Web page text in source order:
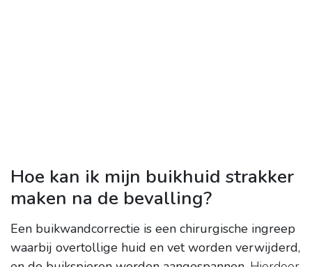
Hoe kan ik mijn buikhuid strakker
maken na de bevalling?
Een buikwandcorrectie is een chirurgische ingreep
waarbij overtollige huid en vet worden verwijderd,